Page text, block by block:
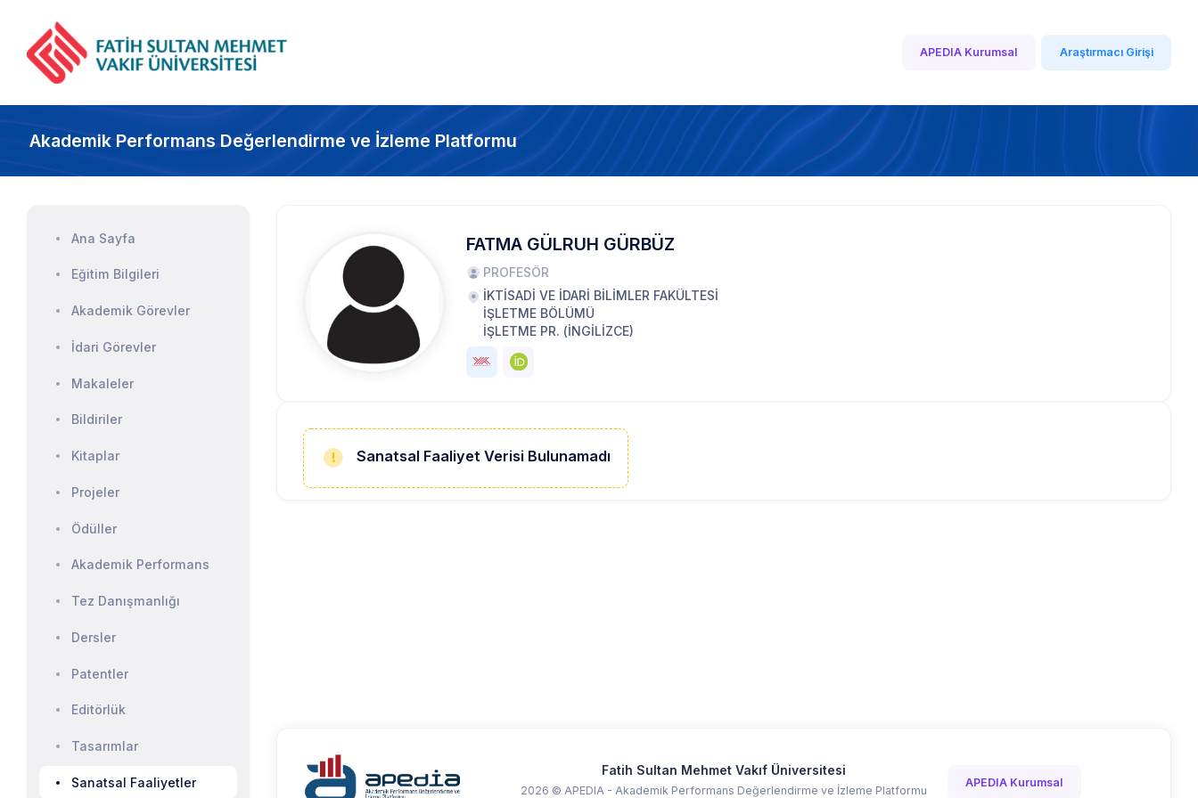
APEDIA Kurumsal Araştırmacı Girişi
Akademik Performans Değerlendirme ve İzleme Platformu
Ana Sayfa
Eğitim Bilgileri
Akademik Görevler
İdari Görevler
Makaleler
Bildiriler
Kitaplar
Projeler
Ödüller
Akademik Performans
Tez Danışmanlığı
Dersler
Patentler
Editörlük
Tasarımlar
Sanatsal Faaliyetler
FATMA GÜLRUH GÜRBÜZ
PROFESÖR
İKTİSADİ VE İDARİ BİLİMLER FAKÜLTESİ
İŞLETME BÖLÜMÜ
İŞLETME PR. (İNGİLİZCE)
Sanatsal Faaliyet Verisi Bulunamadı
Fatih Sultan Mehmet Vakıf Üniversitesi
2026 © APEDIA - Akademik Performans Değerlendirme ve İzleme Platformu
APEDIA Kurumsal